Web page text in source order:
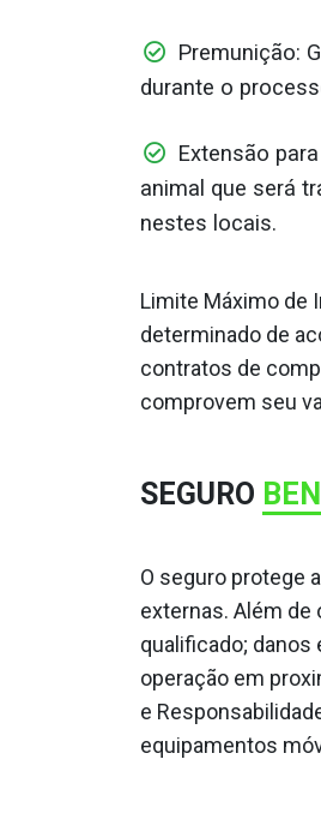
Premunição:
durante o
Extensão
animal que será
nestes locais.
Limite Máximo de
determinado de
contratos de
comprovem seu
SEGURO
O seguro protege
externas. Além
qualificado; danos
operação em
e
equipamentos